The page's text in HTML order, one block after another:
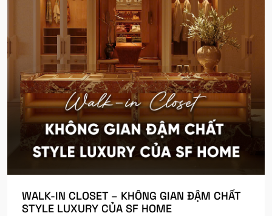
WALK-IN CLOSET – KHÔNG GIAN ĐẬM CHẤT
STYLE LUXURY CỦA SF HOME